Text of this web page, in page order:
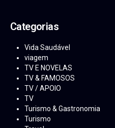
Categorias
Vida Saudável
viagem
TV E NOVELAS
TV & FAMOSOS
TV / APOIO
TV
Turismo & Gastronomia
Turismo